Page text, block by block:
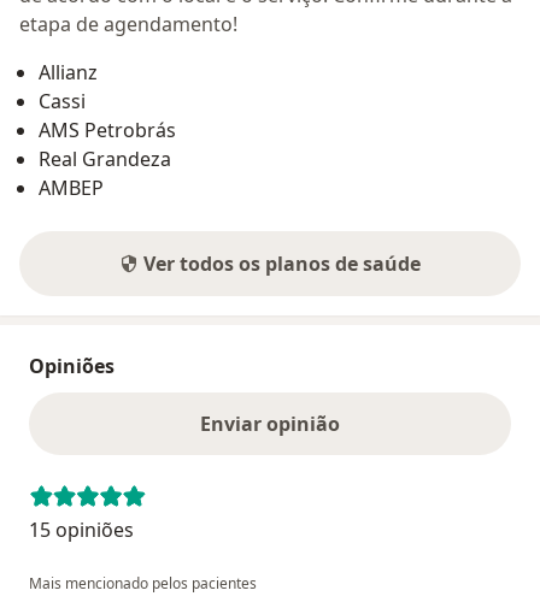
etapa de agendamento!
Allianz
Cassi
AMS Petrobrás
Real Grandeza
AMBEP
Ver todos os planos de saúde
Opiniões
Enviar opinião
15 opiniões
Mais mencionado pelos pacientes